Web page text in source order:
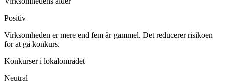
Positiv
Virksomheden er mere end fem år gammel. Det reducerer risikoen
for at gå konkurs.
Konkurser i lokalområdet
Neutral